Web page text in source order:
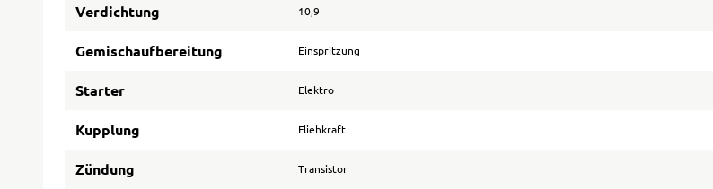
Verdichtung 10,9
Gemischaufbereitung Einspritzung
Starter Elektro
Kupplung Fliehkraft
Zündung Transistor